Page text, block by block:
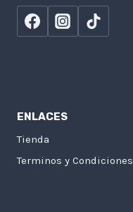
ENLACES
Tienda
Terminos y Condiciones